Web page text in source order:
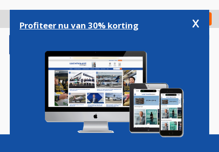
gaan
Check in
Magazine Podcasts Vacatures
Profiteer nu van 30% korting x